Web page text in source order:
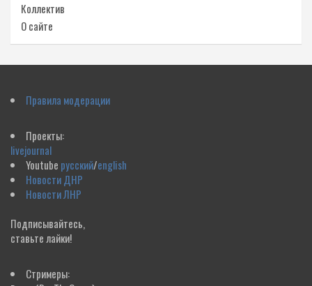
Коллектив
О сайте
Правила модерации
Проекты:
livejournal
Youtube русский/english
Новости ДНР
Новости ЛНР
Подписывайтесь,
ставьте лайки!
Стримеры: